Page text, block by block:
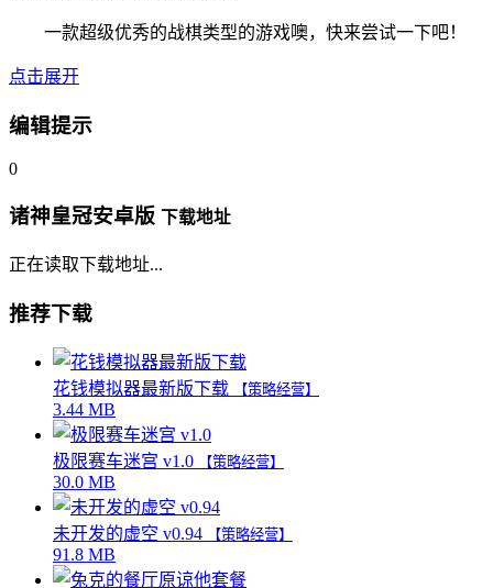
一款超级优秀的战棋类型的游戏噢，快来尝试一下吧！
点击展开
编辑提示
0
诸神皇冠安卓版 下载地址
正在读取下载地址...
推荐下载
花钱模拟器最新版下载 【策略经营】
3.44 MB
极限赛车迷宫 v1.0 【策略经营】
30.0 MB
未开发的虚空 v0.94 【策略经营】
91.8 MB